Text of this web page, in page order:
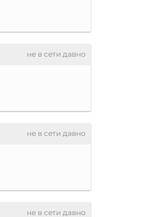
не в сети давно
не в сети давно
не в сети давно